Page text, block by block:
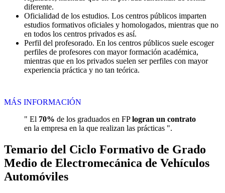
diferente.
Oficialidad de los estudios. Los centros públicos imparten
estudios formativos oficiales y homologados, mientras que no
en todos los centros privados es así.
Perfil del profesorado. En los centros públicos suele escoger
perfiles de profesores con mayor formación académica,
mientras que en los privados suelen ser perfiles con mayor
experiencia práctica y no tan teórica.
MÁS INFORMACIÓN
" El 70% de los graduados en FPlogran un contrato
en la empresa en la que realizan las prácticas ".
Temario del Ciclo Formativo de Grado
Medio de Electromecánica de Vehículos
Automóviles